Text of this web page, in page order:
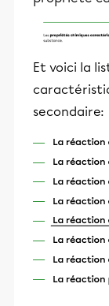
Et voici la
secondaire: